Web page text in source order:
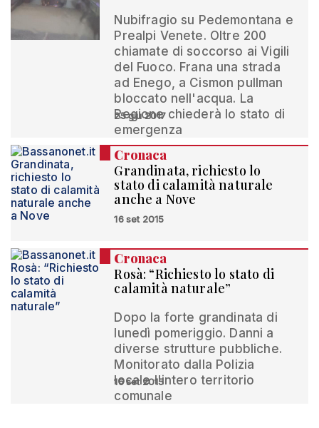
Nubifragio su Pedemontana e
Prealpi Venete. Oltre 200
chiamate di soccorso ai Vigili
del Fuoco. Frana una strada
ad Enego, a Cismon pullman
bloccato nell'acqua. La
Regione chiederà lo stato di
emergenza
25 giu 2017
Cronaca
Grandinata, richiesto lo
stato di calamità naturale
anche a Nove
16 set 2015
Cronaca
Rosà: “Richiesto lo stato di
calamità naturale”
Dopo la forte grandinata di
lunedì pomeriggio. Danni a
diverse strutture pubbliche.
Monitorato dalla Polizia
locale l'intero territorio
comunale
16 set 2015